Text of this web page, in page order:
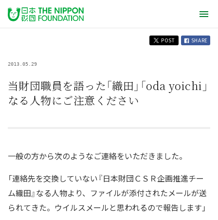
POST SHARE
2013.05.29
当財団職員を語った「織田」「oda yoichi」
なる人物にご注意ください
一般の方から次のようなご連絡をいただきました。
「連絡先を交換していない『日本財団ＣＳＲ企画推進チー
ム織田』なる人物より、ファイルが添付されたメールが送
られてきた。ウイルスメールと思われるので報告します」